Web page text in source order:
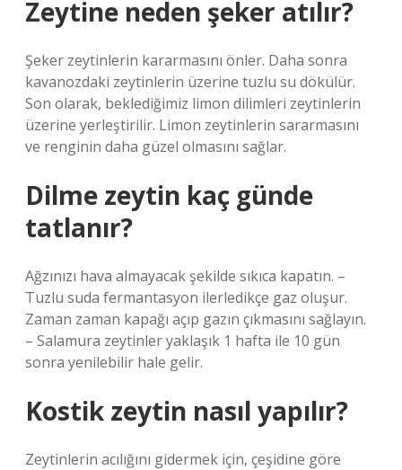
Zeytine neden şeker atılır?
Şeker zeytinlerin kararmasını önler. Daha sonra
kavanozdaki zeytinlerin üzerine tuzlu su dökülür.
Son olarak, beklediğimiz limon dilimleri zeytinlerin
üzerine yerleştirilir. Limon zeytinlerin sararmasını
ve renginin daha güzel olmasını sağlar.
Dilme zeytin kaç günde
tatlanır?
Ağzınızı hava almayacak şekilde sıkıca kapatın. –
Tuzlu suda fermantasyon ilerledikçe gaz oluşur.
Zaman zaman kapağı açıp gazın çıkmasını sağlayın.
– Salamura zeytinler yaklaşık 1 hafta ile 10 gün
sonra yenilebilir hale gelir.
Kostik zeytin nasıl yapılır?
Zeytinlerin acılığını gidermek için, çeşidine göre